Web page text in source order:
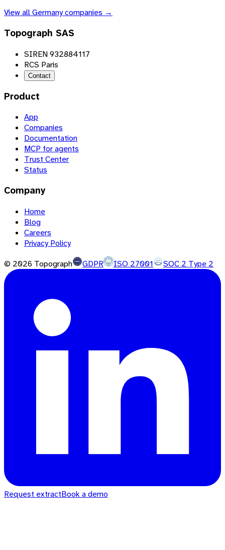
View allGermanycompanies →
Topograph SAS
SIREN 932884117
RCS Paris
Contact
Product
App
Companies
Documentation
MCP for agents
Trust Center
Status
Company
Home
Blog
Careers
Privacy Policy
© 2026 Topograph GDPR ISO 27001 SOC 2 Type 2
Request extractBook a demo